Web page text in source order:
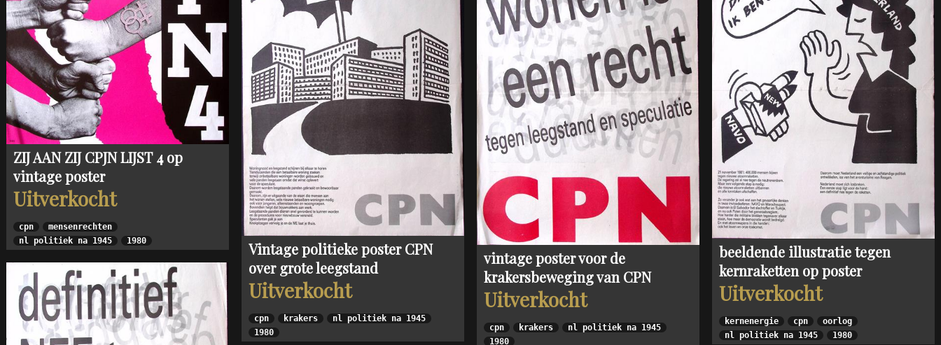
ZIJ AAN ZIJ CPJN LIJST 4 op
vintage poster
Uitverkocht
cpn
mensenrechten
nl politiek na 1945
1980
Vintage politieke poster CPN
over grote leegstand
Uitverkocht
cpn krakers
nl politiek na 1945
1980
vintage poster voor de
krakersbeweging van CPN
Uitverkocht
cpn krakers
nl politiek na 1945
1980
beeldende illustratie tegen
kernraketten op poster
Uitverkocht
kernenergie cpn
oorlog
nl politiek na 1945
1980